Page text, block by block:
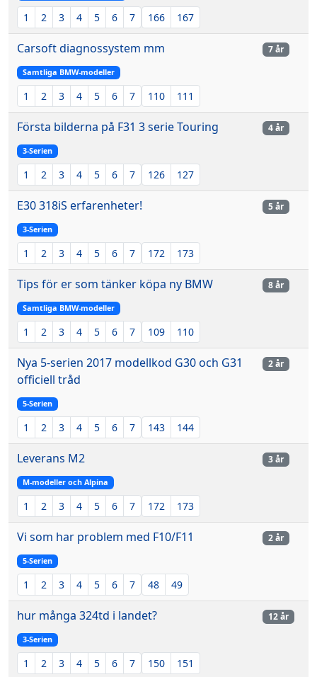
1 2 3 4 5 6 7 166 167
Carsoft diagnossystem mm
Samtliga BMW-modeller
1 2 3 4 5 6 7 110 111
7 år
Första bilderna på F31 3 serie Touring
3-Serien
1 2 3 4 5 6 7 126 127
4 år
E30 318iS erfarenheter!
3-Serien
1 2 3 4 5 6 7 172 173
5 år
Tips för er som tänker köpa ny BMW
Samtliga BMW-modeller
1 2 3 4 5 6 7 109 110
8 år
Nya 5-serien 2017 modellkod G30 och G31
officiell tråd
5-Serien
1 2 3 4 5 6 7 143 144
2 år
Leverans M2
M-modeller och Alpina
1 2 3 4 5 6 7 172 173
3 år
Vi som har problem med F10/F11
5-Serien
1 2 3 4 5 6 7 48 49
2 år
hur många 324td i landet?
3-Serien
1 2 3 4 5 6 7 150 151
12 år